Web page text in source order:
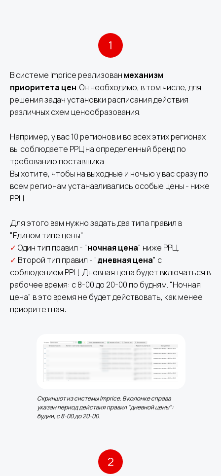
1
В системе Imprice реализован механизм
приоритета цен. Он необходимо, в том числе, для
решения задач установки расписания действия
различных схем ценообразования.
Например, у вас 10 регионов и во всех этих регионах
вы соблюдаете РРЦ на определенный бренд по
требованию поставщика.
Вы хотите, чтобы на выходные и ночью у вас сразу по
всем регионам устанавливались особые цены - ниже
РРЦ.
Для этого вам нужно задать два типа правил в
"Едином типе цены".
✓ Один тип правил - "ночная цена" ниже РРЦ.
✓ Второй тип правил - "дневная цена" с
соблюдением РРЦ. Дневная цена будет включаться в
рабочее время: с 8-00 до 20-00 по будням. "Ночная
цена" в это время не будет действовать, как менее
приоритетная:
Скриншот из системы Imprice. В колонке справа
указан период действия правил "дневной цены":
будни, с 8-00 до 20-00.
2